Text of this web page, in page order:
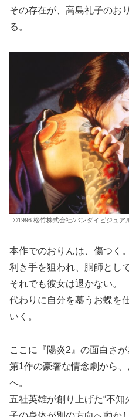
その存在が、高島礼子のお
る。
©1996 松竹株式会社/バンダイビジュア
本作でのおりんは、傷つく。
利き手を狙われ、胴師とし
それでも彼女は退かない。
代わりに自分を慕うお蝶を
いく。
ここに『陽炎2』の面白さが
第1作の豪奢な情念劇から
へ。
五社英雄が創り上げた“不